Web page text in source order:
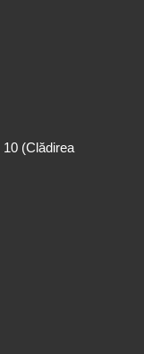
(Clădirea